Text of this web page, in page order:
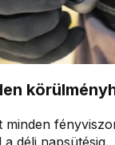
minden